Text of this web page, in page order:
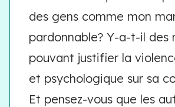
des gens comme mon
pardonnable? Y-a-t-il des
pouvant justifier la
et psychologique sur sa
Et pensez-vous que les